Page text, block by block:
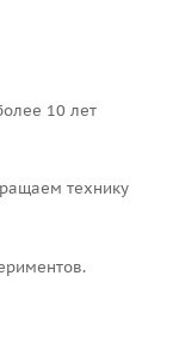
10 лет
технику